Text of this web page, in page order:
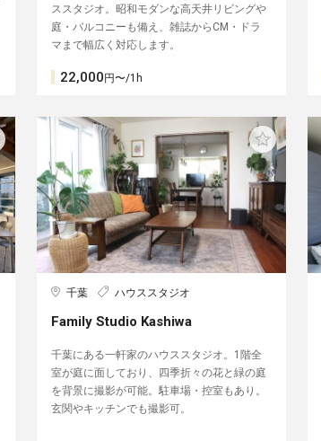
ススタジオ。昭和モダンな高天井リビングや
庭・バルコニーも備え、雑誌からCM・ドラ
マまで幅広く対応します。
22,000 円〜/1h
千葉 ハウススタジオ
Family Studio Kashiwa
千葉にある一軒家のハウススタジオ。1階全
室が庭に面しており、四季折々の花と緑の庭
を背景に撮影が可能。駐車場・控室もあり。
玄関やキッチンでも撮影可。